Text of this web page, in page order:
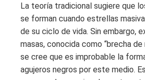
La teoría tradicional sugiere que
se forman cuando estrellas
de su ciclo de vida. Sin embargo,
masas, conocida como “brecha de
se cree que es improbable la
agujeros negros por este medio.